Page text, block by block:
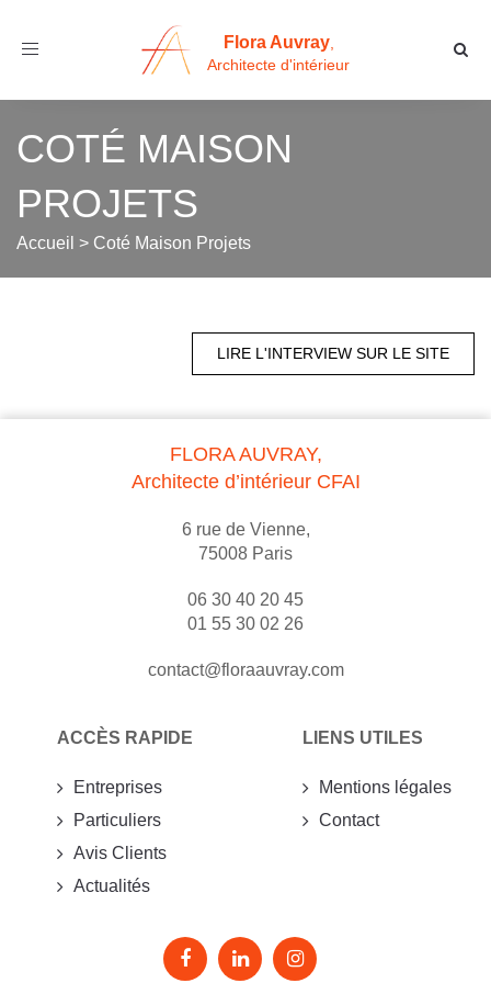
Toggle
Flora Auvray,
Architecte d'intérieur
COTÉ MAISON
PROJETS
Accueil > Coté Maison Projets
LIRE L'INTERVIEW SUR LE SITE
FLORA AUVRAY,
Architecte d’intérieur CFAI
6 rue de Vienne,
75008 Paris
06 30 40 20 45
01 55 30 02 26
contact@floraauvray.com
ACCÈS RAPIDE
Entreprises
Particuliers
Avis Clients
Actualités
LIENS UTILES
Mentions légales
Contact